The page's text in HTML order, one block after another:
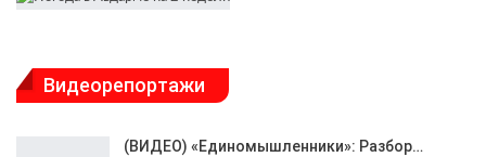
Видеорепортажи
(ВИДЕО) «Единомышленники»: Разбор…